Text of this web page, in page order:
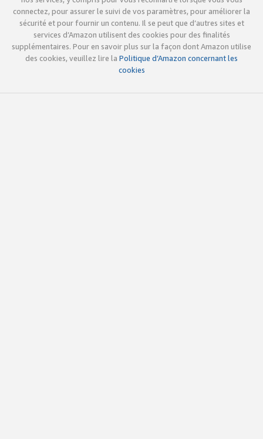
connectez, pour assurer le suivi de vos paramètres, pour améliorer la
sécurité et pour fournir un contenu. Il se peut que d’autres sites et
services d’Amazon utilisent des cookies pour des finalités
supplémentaires. Pour en savoir plus sur la façon dont Amazon utilise
des cookies, veuillez lire la Politique d’Amazon concernant les
cookies